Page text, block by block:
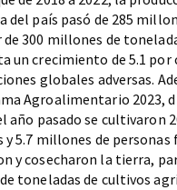
del país pasó de 285
300 millones de
un crecimiento de 5.1 por
globales adversas.
Agroalimentario 2023,
año pasado se cultivaron
y 5.7 millones de personas
y cosecharon la tierra,
toneladas de cultivos